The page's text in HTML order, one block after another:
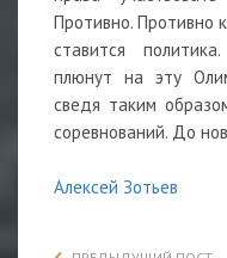
Противно. Противно
ставится
плюнут на эту
сведя таким
соревнований. До
Алексей Зотьев